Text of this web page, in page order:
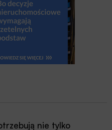
nie tylko